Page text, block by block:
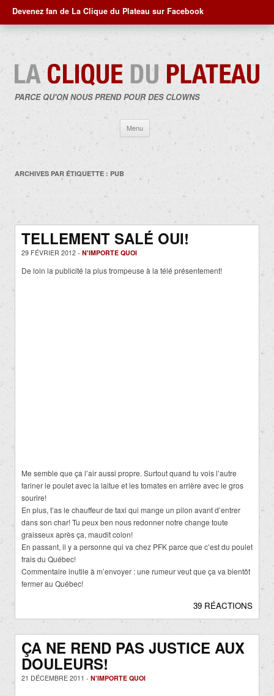
Devenez fan de La Clique du Plateau sur Facebook
PARCE QU'ON NOUS PREND POUR DES CLOWNS
Menu
contenu
ARCHIVES PAR ÉTIQUETTE : PUB
TELLEMENT SALÉ OUI!
29 FÉVRIER 2012 - N'IMPORTE QUOI
De loin la publicité la plus trompeuse à la télé présentement!
Me semble que ça l’air aussi propre. Surtout quand tu vois l’autre
fariner le poulet avec la laitue et les tomates en arrière avec le gros
sourire!
En plus, t’as le chauffeur de taxi qui mange un pilon avant d’entrer
dans son char! Tu peux ben nous redonner notre change toute
graisseux après ça, maudit colon!
En passant, il y a personne qui va chez PFK parce que c’est du poulet
frais du Québec!
Commentaire inutile à m’envoyer : une rumeur veut que ça va bientôt
fermer au Québec!
39 RÉACTIONS
ÇA NE REND PAS JUSTICE AUX
DOULEURS!
21 DÉCEMBRE 2011 - N'IMPORTE QUOI